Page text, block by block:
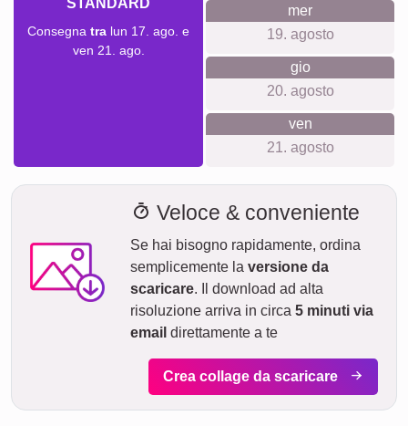
Lutto Lutto per animali domestici
Ciò per cui ci battiamo
Nel nostro negozio rispettiamo la tua privacy e proponiamo
un'esperienza di acquisto trasparente. Non sono richiesti né
account, né iscrizioni a newsletter. Offriamo una gamma di
nostro impegno sostenibile e climateneutrale, garantendo
sempre la soddisfazione del cliente.
Qualcosa per ogni occasione...
Le nostre collane sono ideali non solo per matrimoni, ma
anche come regali di anniversario, compleanni, o per